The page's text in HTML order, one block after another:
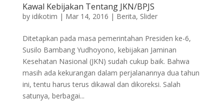
Kawal Kebijakan Tentang JKN/BPJS
by idikotim | Mar 14, 2016 | Berita, Slider
Ditetapkan pada masa pemerintahan Presiden ke-6,
Susilo Bambang Yudhoyono, kebijakan Jaminan
Kesehatan Nasional (JKN) sudah cukup baik. Bahwa
masih ada kekurangan dalam perjalanannya dua tahun
ini, tentu harus terus dikawal dan dikoreksi. Salah
satunya, berbagai...